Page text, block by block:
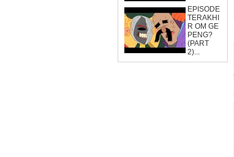
EPISODE
TERAKHI
R OM GE
PENG?
(PART
2)...